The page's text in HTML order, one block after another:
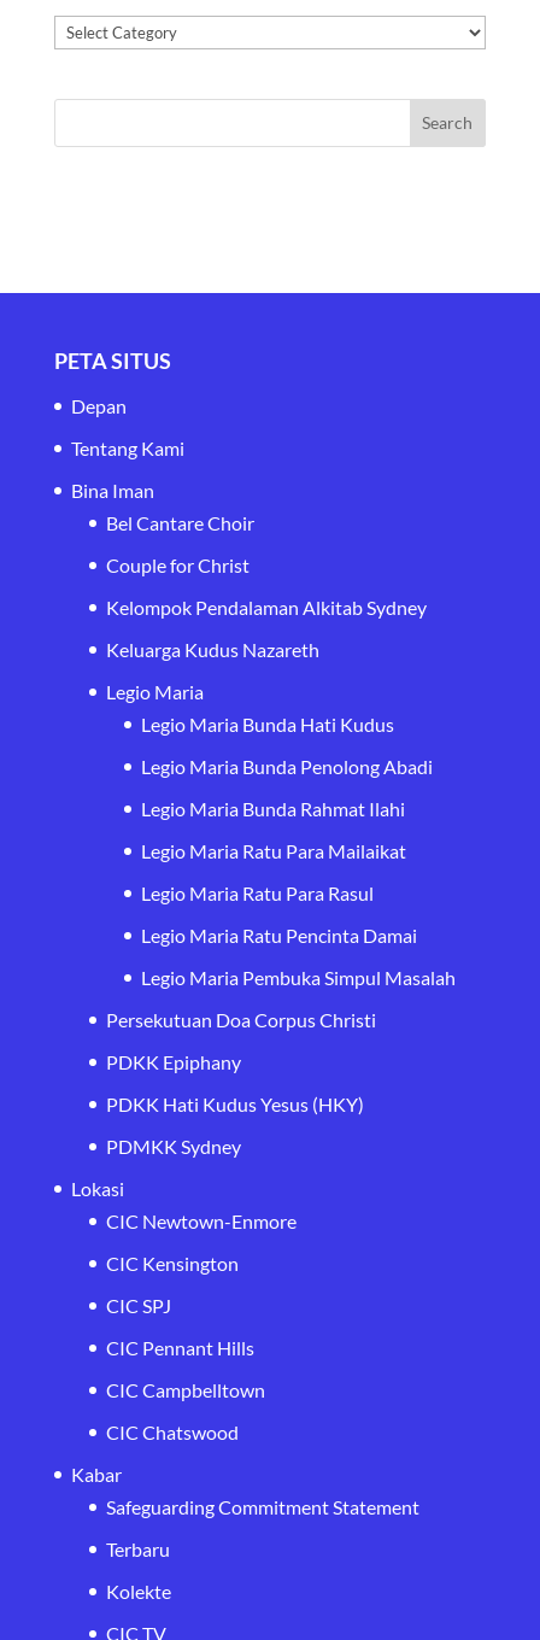
Kategori
PETA SITUS
Depan
Tentang Kami
Bina Iman
Bel Cantare Choir
Couple for Christ
Kelompok Pendalaman Alkitab Sydney
Keluarga Kudus Nazareth
Legio Maria
Legio Maria Bunda Hati Kudus
Legio Maria Bunda Penolong Abadi
Legio Maria Bunda Rahmat Ilahi
Legio Maria Ratu Para Mailaikat
Legio Maria Ratu Para Rasul
Legio Maria Ratu Pencinta Damai
Legio Maria Pembuka Simpul Masalah
Persekutuan Doa Corpus Christi
PDKK Epiphany
PDKK Hati Kudus Yesus (HKY)
PDMKK Sydney
Lokasi
CIC Newtown-Enmore
CIC Kensington
CIC SPJ
CIC Pennant Hills
CIC Campbelltown
CIC Chatswood
Kabar
Safeguarding Commitment Statement
Terbaru
Kolekte
CIC TV